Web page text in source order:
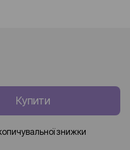
Купити
знижки